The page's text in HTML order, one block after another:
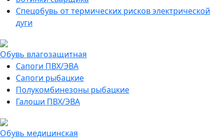
Спецобувь от термических рисков электрической
дуги
Обувь влагозащитная
Сапоги ПВХ/ЭВА
Сапоги рыбацкие
Полукомбинезоны рыбацкие
Галоши ПВХ/ЭВА
Обувь медицинская